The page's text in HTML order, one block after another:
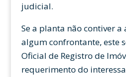
judicial.
Se a planta não contiver
algum confrontante, este
Oficial de Registro de
requerimento do